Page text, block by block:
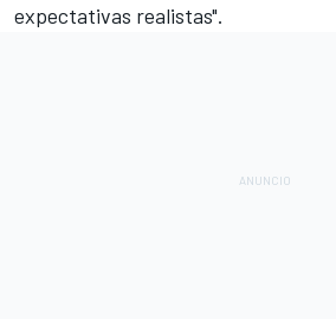
expectativas realistas".